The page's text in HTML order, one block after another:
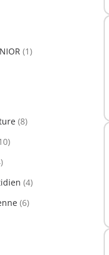
(1)
(8)
(4)
(6)